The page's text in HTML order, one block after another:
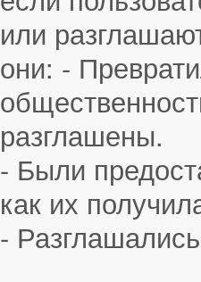
или
они: -
разглашены.
- Были
как их
-